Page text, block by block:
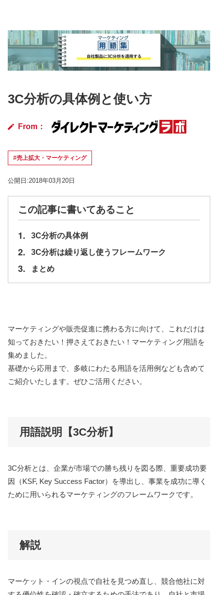
3C分析の具体例と使い方
From：
#売上拡大・マーケティング
公開日:2018年03月20日
この記事に書いてあること
1. 3C分析の具体例
2. 3C分析は繰り返し使うフレームワーク
3. まとめ
マーケティングや販売促進に携わる方に向けて、これだけは
知っておきたい！押さえておきたい！マーケティング用語を
集めました。
基礎から応用まで、多岐にわたる用語を活用例なども含めて
ご紹介いたします。ぜひご活用ください。
用語説明【3C分析】
3C分析とは、企業が市場での勝ち残りを図る際、重要成功要
因（KSF, Key Success Factor）を導出し、事業を成功に導く
ために用いられるマーケティングのフレームワークです。
解説
マーケット・インの視点で自社を見つめ直し、競合他社に対